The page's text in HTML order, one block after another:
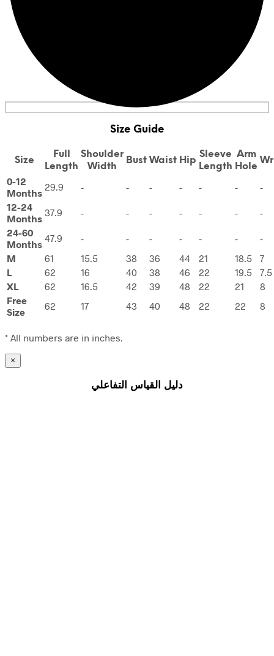
Size Guide
Size
Full
Length
Shoulder
Width
Bust Waist Hip
Sleeve
Length
Arm
Hole
0-12
Months
29.9 - - - - - -
-
12-24
Months
37.9 - - - - - -
-
24-60
Months
47.9 - - - - - -
-
M
61 15.5 38 36 44 21 18.5
7
L
62 16 40 38 46 22 19.5
7.5
XL
62 16.5 42 39 48 22 21
8
Free
Size
62 17 43 40 48 22 22 8
* All numbers are in inches.
×
دليل القياس التفاعلي